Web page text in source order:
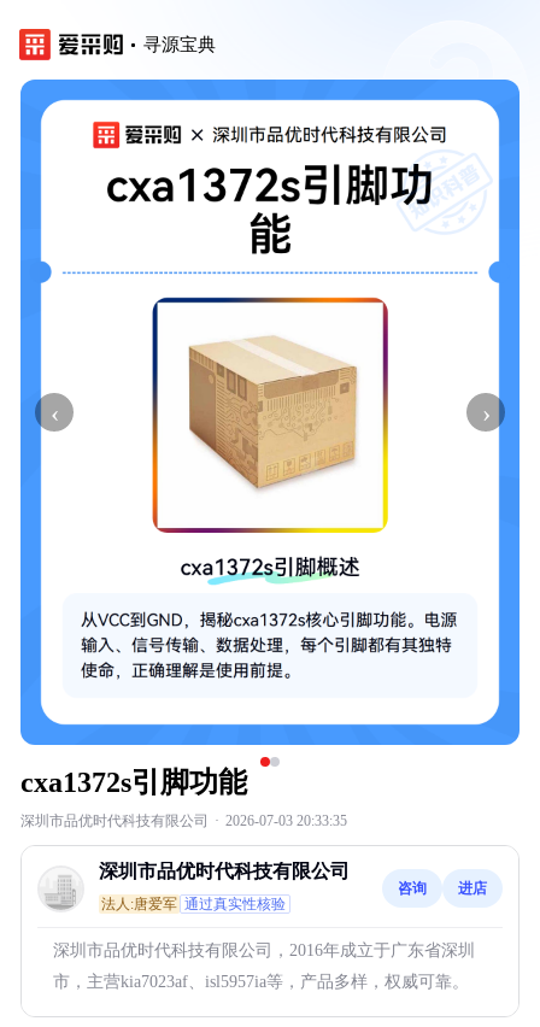
寻源宝典
‹ ›
cxa1372s引脚功能
深圳市品优时代科技有限公司 · 2026-07-03 20:33:35
深圳市品优时代科技有限公司
法人:唐爱军 通过真实性核验
咨询 进店
深圳市品优时代科技有限公司，2016年成立于广东省深圳
市，主营kia7023af、isl5957ia等，产品多样，权威可靠。